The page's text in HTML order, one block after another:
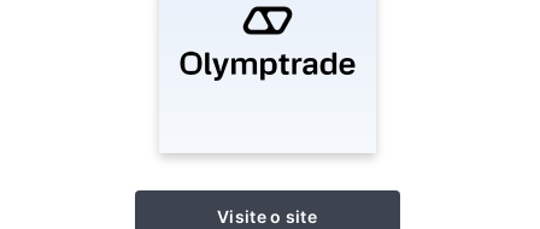
Visite o site